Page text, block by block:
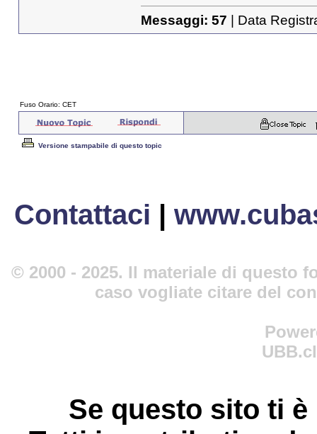
Messaggi: 57 | Data
Fuso Orario: CET
Versione stampabile di questo topic
Contattaci |
© 2000 - 2025. Il materiale di questo
caso vogliate citare del
Se questo sito ti